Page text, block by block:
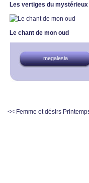
Les vertiges du
Le chant de mon oud
megalesia
<< Femme et désirs